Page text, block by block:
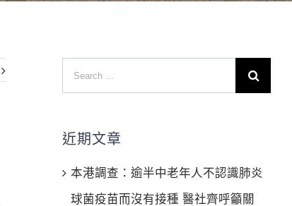
Search
for:
近期文章
本港調查：逾半中老年人不認識肺炎
球菌疫苗而沒有接種 醫社齊呼籲關